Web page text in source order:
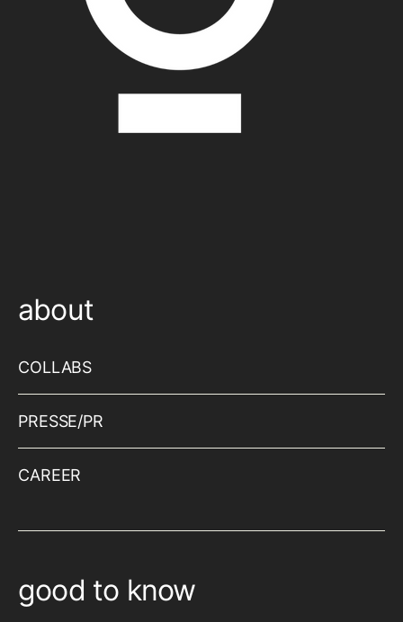
about
COLLABS
PRESSE/PR
CAREER
good to know